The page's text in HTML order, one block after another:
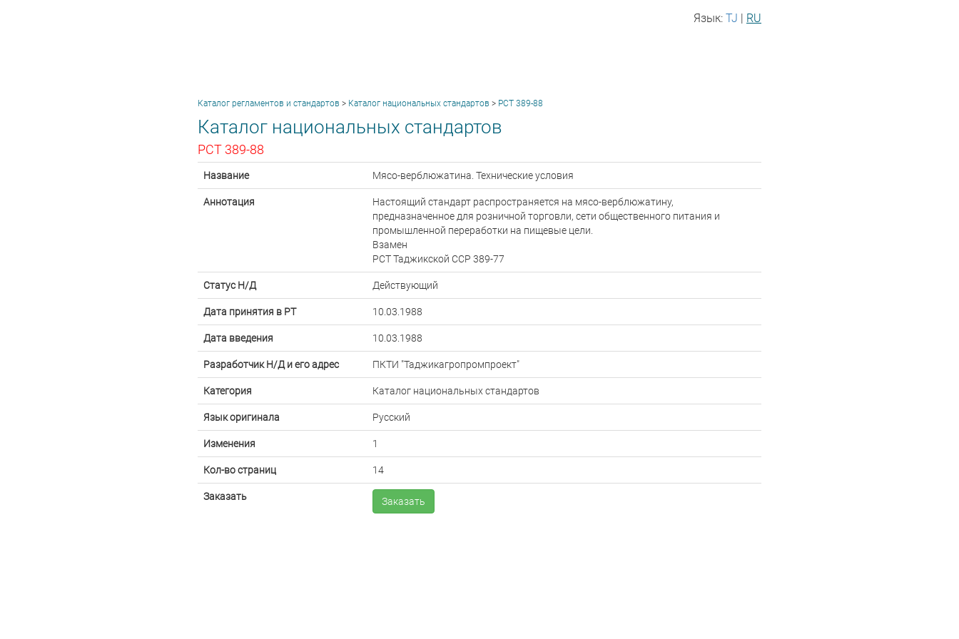
Язык: TJ | RU
Каталог регламентов и стандартов > Каталог национальных стандартов > РСТ 389-88
Каталог национальных стандартов
РСТ 389-88
Название Мясо-верблюжатина. Технические условия
Аннотация
Настоящий стандарт распространяется на мясо-верблюжатину,
предназначенное для розничной торговли, сети общественного питания и
промышленной переработки на пищевые цели.
Взамен
РСТ Таджикской ССР 389-77
Статус Н/Д Действующий
Дата принятия в РТ 10.03.1988
Дата введения 10.03.1988
Разработчик Н/Д и его адрес ПКТИ "Таджикагропромпроект"
Категория Каталог национальных стандартов
Язык оригинала Русский
Изменения 1
Кол-во страниц 14
Заказать Заказать